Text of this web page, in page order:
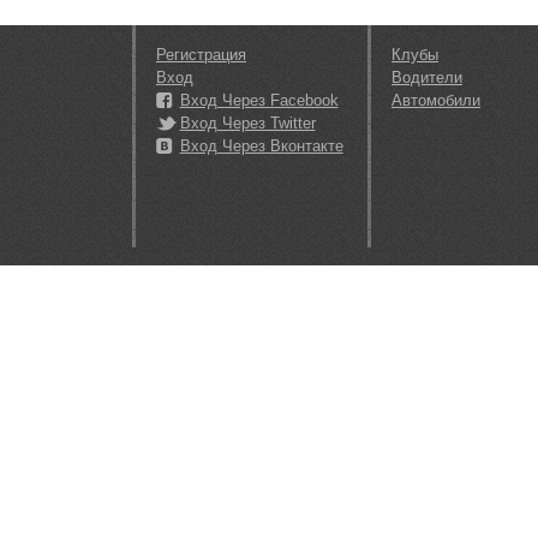
Регистрация
Вход
Вход Через Facebook
Вход Через Twitter
Вход Через Вконтакте
Клубы
Водители
Автомобили